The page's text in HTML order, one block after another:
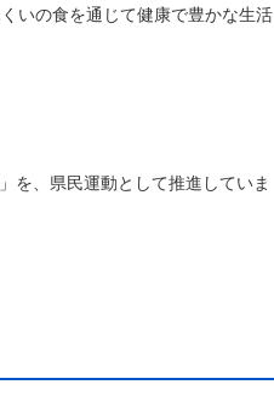
いの食を通じて健康で豊かな生活
を、県民運動として推進していま